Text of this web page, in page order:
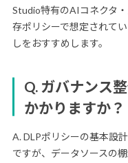
Studio特有のAIコネクタ
存ポリシーで想定されて
しをおすすめします。
Q. ガバナンス
かかりますか？
A. DLPポリシーの基本設
ですが、データソースの